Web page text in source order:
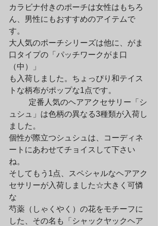
カラビナ付きのポーチは女性はもちろ
ん、男性にもおすすめのアイテムで
す。
大人気のポーチシリーズは他に、がま
口タイプの「パッチワークがま口
（中）」
も入荷しました。ちょっぴり和テイス
トな柄布がポップな1点です。
ュシュ」は色柄の異なる3種類が入荷し
ました。
個性が際立つシュシュは、コーディネ
ートにあわせてチョイスして下さい
ね。
そしてもう1点、スペシャルなヘアアク
セサリーが入荷しました☆大きく可憐
な
芍薬（しゃくやく）の花をモチーフに
した、その名も「シャックヤックヘア